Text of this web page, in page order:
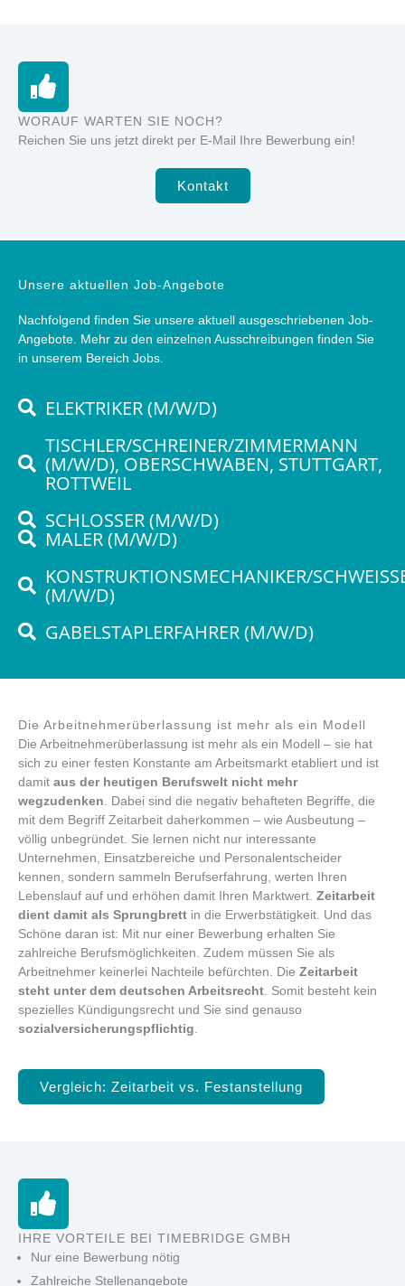
WORAUF WARTEN SIE NOCH?
Reichen Sie uns jetzt direkt per E-Mail Ihre Bewerbung ein!
Kontakt
Unsere aktuellen Job-Angebote
Nachfolgend finden Sie unsere aktuell ausgeschriebenen Job-
Angebote. Mehr zu den einzelnen Ausschreibungen finden Sie
in unserem Bereich Jobs.
ELEKTRIKER (M/W/D)
TISCHLER/SCHREINER/ZIMMERMANN
(M/W/D), OBERSCHWABEN, STUTTGART,
ROTTWEIL
SCHLOSSER (M/W/D)
MALER (M/W/D)
KONSTRUKTIONSMECHANIKER/
M/W/D)
GABELSTAPLERFAHRER (M/W/D)
Die Arbeitnehmerüberlassung ist mehr als ein Modell
Die Arbeitnehmerüberlassung ist mehr als ein Modell – sie hat
sich zu einer festen Konstante am Arbeitsmarkt etabliert und ist
damit aus der heutigen Berufswelt nicht mehr
wegzudenken. Dabei sind die negativ behafteten Begriffe, die
mit dem Begriff Zeitarbeit daherkommen – wie Ausbeutung –
völlig unbegründet. Sie lernen nicht nur interessante
Unternehmen, Einsatzbereiche und Personalentscheider
kennen, sondern sammeln Berufserfahrung, werten Ihren
Lebenslauf auf und erhöhen damit Ihren Marktwert. Zeitarbeit
dient damit als Sprungbrett in die Erwerbstätigkeit. Und das
Schöne daran ist: Mit nur einer Bewerbung erhalten Sie
zahlreiche Berufsmöglichkeiten. Zudem müssen Sie als
Arbeitnehmer keinerlei Nachteile befürchten. Die Zeitarbeit
steht unter dem deutschen Arbeitsrecht. Somit besteht kein
spezielles Kündigungsrecht und Sie sind genauso
sozialversicherungspflichtig.
Vergleich: Zeitarbeit vs. Festanstellung
IHRE VORTEILE BEI TIMEBRIDGE GMBH
Nur eine Bewerbung nötig
Zahlreiche Stellenangebote